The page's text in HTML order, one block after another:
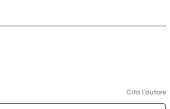
Cita l'autore